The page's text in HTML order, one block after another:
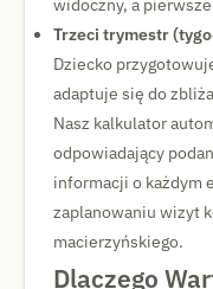
widoczny, a
Trzeci trymestr
Dziecko
adaptuje się do
Nasz kalkulator
odpowiadający
informacji o każdym
zaplanowaniu wizyt
macierzyńskiego.
Dlaczego